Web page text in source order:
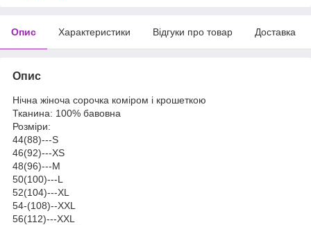
Опис Характеристики Відгуки про товар Доставка
Опис
Нічна жіноча сорочка коміром і крошеткою
Тканина: 100% бавовна
Розміри:
44(88)---S
46(92)---XS
48(96)---M
50(100)---L
52(104)---XL
54-(108)--XXL
56(112)---XXL